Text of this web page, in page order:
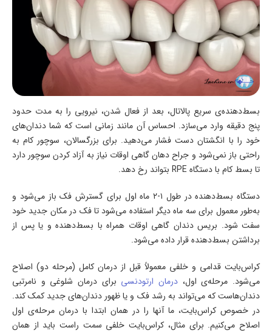
بسط‌دهنده‌ی سریع پالاتال، بعد از فعال شدن، نیرویی را به مدت حدود
پنج دقیقه وارد می‌سازد. احساس آن مانند زمانی است که شما دندان‌های
خود را با انگشتان دست فشار می‌دهید. برای بزرگسالان، سوچور کام به
راحتی باز نمی‌شود و جراح دهان گاهی اوقات نیاز به آزاد کردن سوچور دارد
تا بسط کام با دستگاه RPE بتواند رخ دهد.
دستگاه بسط‌دهنده در طول ۱-۲ ماه اول برای گسترش فک باز می‌شود و
به‌طور معمول برای سه ماه دیگر استفاده می‌‌شود تا فک در مکان جدید خود
سفت شود. بریس دندان گاهی اوقات همراه با بسط‌دهنده و یا پس از
برداشتن بسط‌دهنده قرار داده می‌شود.
کراس‌بایت قدامی و خلفی معمولاً قبل از درمان کامل (مرحله دو) اصلاح
می‌شود. مرحله‌ی اول، درمان ارتودنسی برای درمان شلوغی و نامرتبی
دندان‌هاست که می‌تواند به رشد فک و یا ظهور دندان‌های جدید کمک کند.
در خصوص کراس‌بایت، ما آنها را در همان ابتدا با درمان مرحله‌ی اول
اصلاح می‌کنیم. برای مثال، کراس‌بایت خلفی سمت راست باید از همان